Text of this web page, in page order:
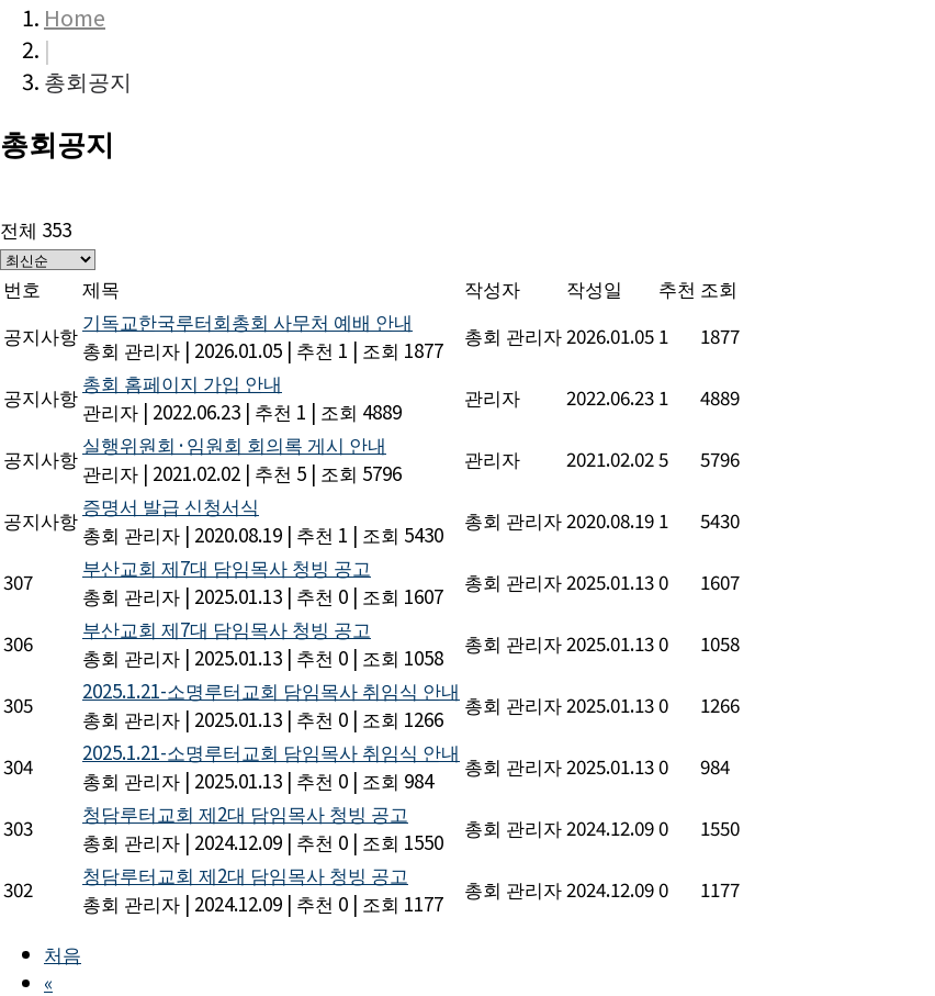
Home
|
총회공지
총회공지
전체 353
번호 제목 작성자 작성일 추천 조회
공지사항
기독교한국루터회총회 사무처 예배 안내
총회 관리자 | 2026.01.05 | 추천 1 | 조회 1877
총회 관리자2026.01.05 1 1877
공지사항
총회 홈페이지 가입 안내
관리자 | 2022.06.23 | 추천 1 | 조회 4889
관리자 2022.06.23 1 4889
공지사항
실행위원회·임원회 회의록 게시 안내
관리자 | 2021.02.02 | 추천 5 | 조회 5796
관리자 2021.02.025 5796
공지사항
증명서 발급 신청서식
총회 관리자 | 2020.08.19 | 추천 1 | 조회 5430
총회 관리자2020.08.19 1 5430
307
부산교회 제7대 담임목사 청빙 공고
총회 관리자 | 2025.01.13 | 추천 0 | 조회 1607
총회 관리자2025.01.130 1607
306
부산교회 제7대 담임목사 청빙 공고
총회 관리자 | 2025.01.13 | 추천 0 | 조회 1058
총회 관리자2025.01.130 1058
305
2025.1.21-소명루터교회 담임목사 취임식 안내
총회 관리자 | 2025.01.13 | 추천 0 | 조회 1266
총회 관리자2025.01.130 1266
304
2025.1.21-소명루터교회 담임목사 취임식 안내
총회 관리자 | 2025.01.13 | 추천 0 | 조회 984
총회 관리자2025.01.130 984
303
청담루터교회 제2대 담임목사 청빙 공고
총회 관리자 | 2024.12.09 | 추천 0 | 조회 1550
총회 관리자2024.12.090 1550
302
청담루터교회 제2대 담임목사 청빙 공고
총회 관리자 | 2024.12.09 | 추천 0 | 조회 1177
총회 관리자2024.12.090 1177
처음
«